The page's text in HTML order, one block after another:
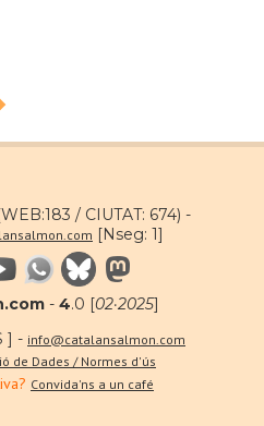
/ CIUTAT: 674) -
[Nseg: 1]
- 4.0 [02·2025]
] - info@catalansalmon.com
de Dades / Normes d'ús
Convida'ns a un café